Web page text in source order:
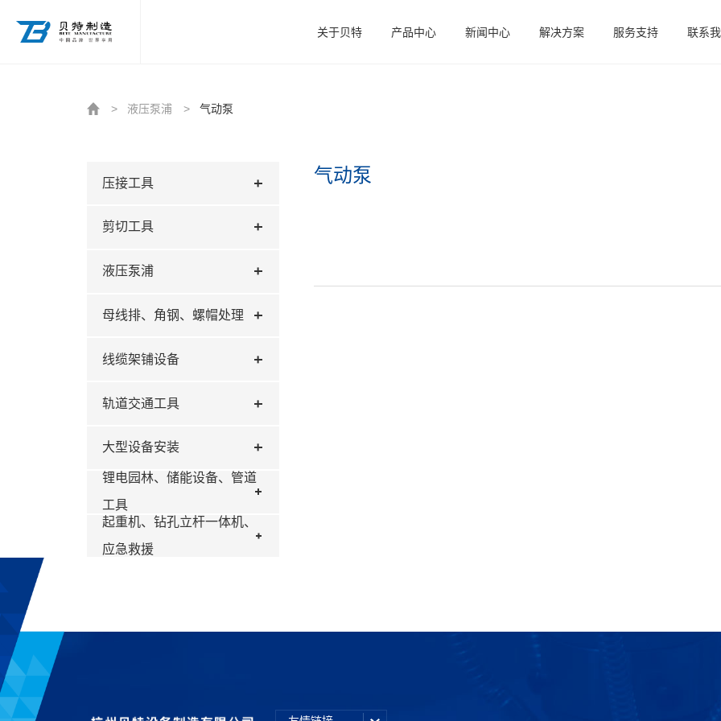
关于贝特
产品中心 新闻中心 解决方案 服务支持 联系
> 液压泵浦 > 气动泵
压接工具
剪切工具
液压泵浦
母线排、角钢、螺帽处理
线缆架铺设备
轨道交通工具
大型设备安装
锂电园林、储能设备、管道
工具
起重机、钻孔立杆一体机、
应急救援
气动泵